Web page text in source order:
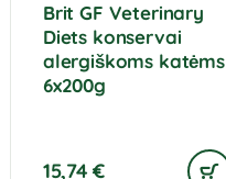
Brit GF Veterinary
Diets konservai
alergiškoms katėms
6x200g
15,74 €